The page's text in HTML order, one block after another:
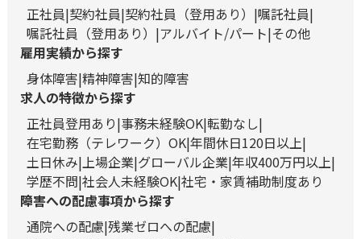
正社員 契約社員 契約社員（登用あり）
嘱託社員
嘱託社員（登用あり）
アルバイト/パート その他
雇用実績から探す
身体障害 精神障害 知的障害
求人の特徴から探す
正社員登用あり 事務未経験OK 転勤なし
在宅勤務（テレワーク）OK 年間休日120日以上
土日休み 上場企業 グローバル企業 年収400万円以上
学歴不問 社会人未経験OK 社宅・家賃補助制度あり
障害への配慮事項から探す
通院への配慮 残業ゼロへの配慮